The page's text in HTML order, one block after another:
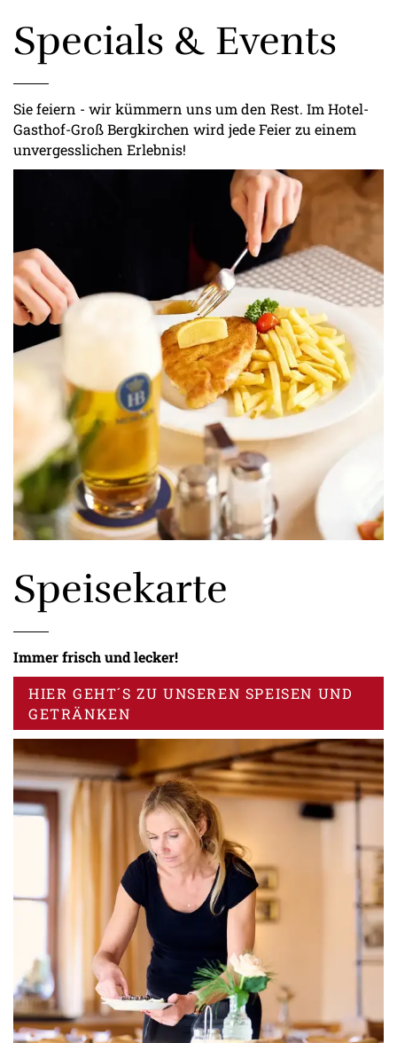
Specials & Events
Sie feiern - wir kümmern uns um den Rest. Im Hotel-
Gasthof-Groß Bergkirchen wird jede Feier zu einem
unvergesslichen Erlebnis!
Speisekarte
Immer frisch und lecker!
HIER GEHT´S ZU UNSEREN SPEISEN UND
GETRÄNKEN